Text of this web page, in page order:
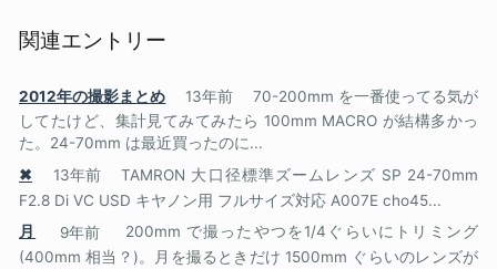
関連エントリー
2012年の撮影まとめ 13年前
70-200mm を一番使ってる気が
してたけど、集計見てみてみたら 100mm MACRO が結構多かっ
た。24-70mm は最近買ったのに...
✖
13年前
TAMRON 大口径標準ズームレンズ SP 24-70mm
F2.8 Di VC USD キヤノン用 フルサイズ対応 A007E cho45...
月
9年前
200mm で撮ったやつを1/4ぐらいにトリミング
(400mm 相当？)。月を撮るときだけ 1500mm ぐらいのレンズが